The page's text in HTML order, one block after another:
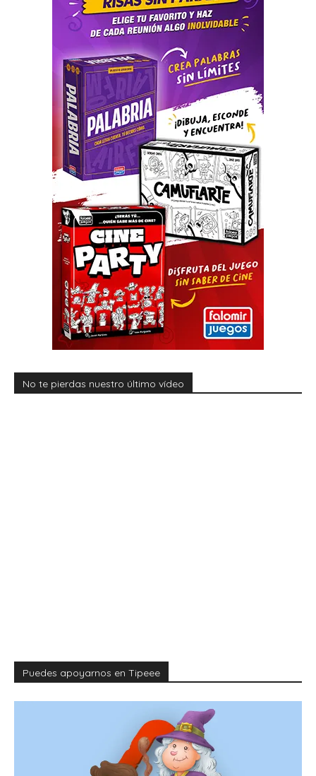
No te pierdas nuestro último vídeo
Puedes apoyarnos en Tipeee